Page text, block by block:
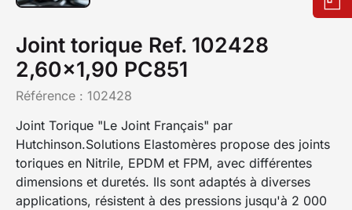
Joint torique Ref. 102428
2,60x1,90 PC851
Référence : 102428
Joint Torique "Le Joint Français" par
Hutchinson.Solutions Elastomères propose des joints
toriques en Nitrile, EPDM et FPM, avec différentes
dimensions et duretés. Ils sont adaptés à diverses
applications, résistent à des pressions jusqu'à 2 000